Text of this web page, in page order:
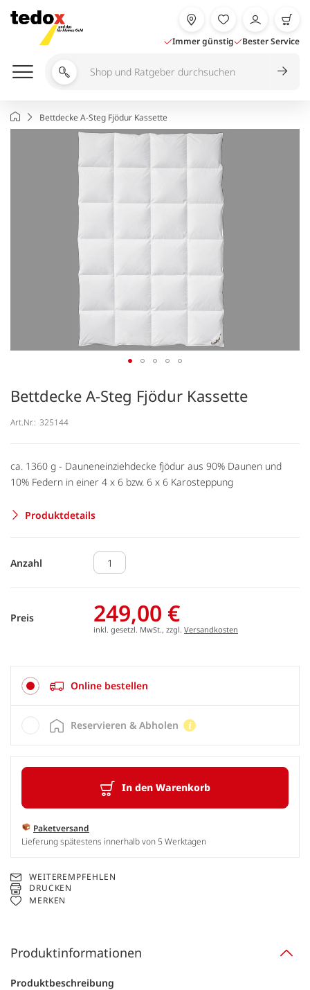
Inhalt
springen
Immer günstig Bester Service
Shop
durchsuchen
StartseiteBettdecke A-Steg Fjödur Kassette
Bettdecke A-Steg Fjödur Kassette
Art.Nr.: 325144
ca. 1360 g - Dauneneinziehdecke fjödur aus 90% Daunen und
10% Federn in einer 4 x 6 bzw. 6 x 6 Karosteppung
Produktdetails
Anzahl
Preis 249,00 €
inkl. gesetzl. MwSt., zzgl. Versandkosten
Online bestellen
In den Warenkorb
Paketversand
Lieferung spätestens innerhalb von 5 Werktagen
Reservieren & Abholen
WEITEREMPFEHLEN
DRUCKEN
MERKEN
Produktinformationen
Produktbeschreibung